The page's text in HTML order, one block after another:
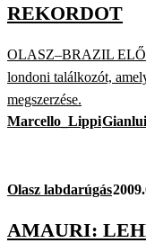
REKORDOT
OLASZ–BRAZIL
londoni találkozót,
megszerzése.
Marcello_Lippi
Olasz labdarúgás
AMAURI: